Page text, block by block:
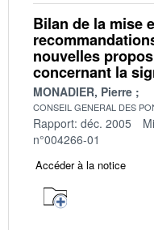
Bilan de la mise
nouvelles
concernant la
MONADIER, Pierre
CONSEIL GENERAL DES
Rapport: déc. 2005
n°004266-01
Accéder à la notice